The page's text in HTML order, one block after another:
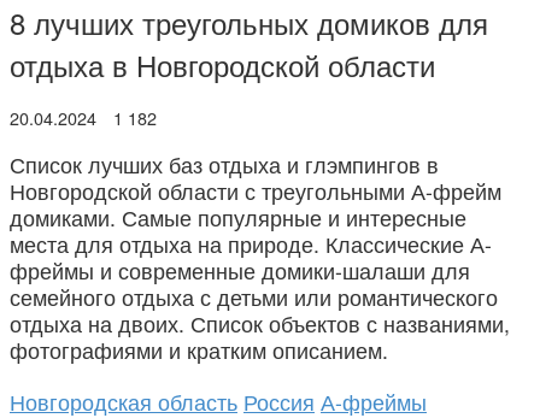
8 лучших треугольных домиков для
отдыха в Новгородской области
20.04.2024 1 182
Список лучших баз отдыха и глэмпингов в
Новгородской области с треугольными А-фрейм
домиками. Самые популярные и интересные
места для отдыха на природе. Классические А-
фреймы и современные домики-шалаши для
семейного отдыха с детьми или романтического
отдыха на двоих. Список объектов с названиями,
фотографиями и кратким описанием.
Новгородская область Россия А-фреймы